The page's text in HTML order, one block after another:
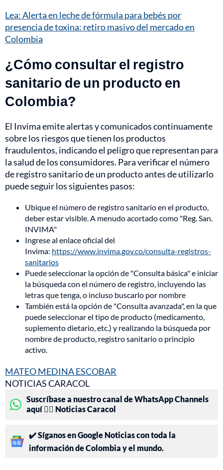
Lea: Alerta en leche de fórmula para bebés por
presencia de toxina: retiro masivo del mercado en
Colombia
¿Cómo consultar el registro
sanitario de un producto en
Colombia?
El Invima emite alertas y comunicados continuamente
sobre los riesgos que tienen los productos
fraudulentos, indicando el peligro que representan para
la salud de los consumidores. Para verificar el número
de registro sanitario de un producto antes de utilizarlo
puede seguir los siguientes pasos:
Ubique el número de registro sanitario en el producto,
deber estar visible. A menudo acortado como "Reg. San.
INVIMA"
Ingrese al enlace oficial del
Invima: https://www.invima.gov.co/consulta-registros-
sanitarios
Puede seleccionar la opción de "Consulta básica" e iniciar
la búsqueda con el número de registro, incluyendo las
letras que tenga, o incluso buscarlo por nombre
También está la opción de "Consulta avanzada", en la que
puede seleccionar el tipo de producto (medicamento,
suplemento dietario, etc.) y realizando la búsqueda por
nombre de producto, registro sanitario o principio
activo.
MATEO MEDINA ESCOBAR
NOTICIAS CARACOL
Suscríbase a nuestro canal de WhatsApp Channels
aquí 👉🏻 Noticias Caracol
✔️ Síganos en Google Noticias con toda la
información de Colombia y el mundo.